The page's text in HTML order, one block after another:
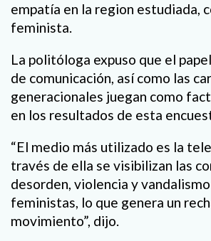
empatía en la region estudiada,
feminista.
La politóloga expuso que el
de comunicación, así como las
generacionales juegan como
en los resultados de esta
“El medio más utilizado es la
través de ella se visibilizan las
desorden, violencia y
feministas, lo que genera un
movimiento”, dijo.